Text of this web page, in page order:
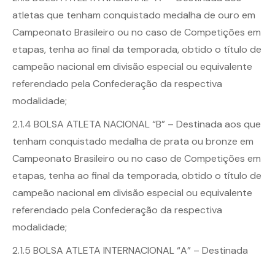
atletas que tenham conquistado medalha de ouro em
Campeonato Brasileiro ou no caso de Competições em
etapas, tenha ao final da temporada, obtido o título de
campeão nacional em divisão especial ou equivalente
referendado pela Confederação da respectiva
modalidade;
2.1.4 BOLSA ATLETA NACIONAL “B” – Destinada aos que
tenham conquistado medalha de prata ou bronze em
Campeonato Brasileiro ou no caso de Competições em
etapas, tenha ao final da temporada, obtido o título de
campeão nacional em divisão especial ou equivalente
referendado pela Confederação da respectiva
modalidade;
2.1.5 BOLSA ATLETA INTERNACIONAL “A” – Destinada